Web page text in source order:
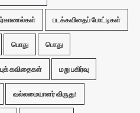
படக்கவிதைப் போட்டிகள்
பொது பொது
கவிதைகள் மறு பகிர்வு
வல்லமையாளர் விருது!